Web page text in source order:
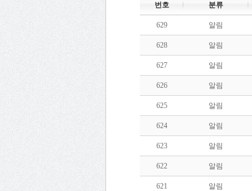
번호 분류
629 알림
628 알림
627 알림
626 알림
625 알림
624 알림
623 알림
622 알림
621 알림